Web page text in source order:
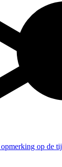
opmerking op de